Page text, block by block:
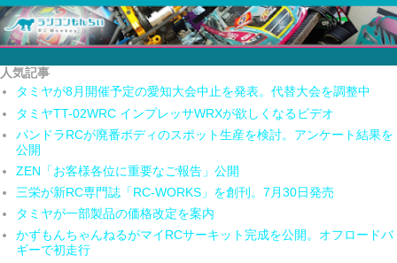
人気記事
タミヤが8月開催予定の愛知大会中止を発表。代替大会を調整中
タミヤTT-02WRC インプレッサWRXが欲しくなるビデオ
パンドラRCが廃番ボディのスポット生産を検討。アンケート結果を
公開
ZEN「お客様各位に重要なご報告」公開
三栄が新RC専門誌「RC-WORKS」を創刊。7月30日発売
タミヤが一部製品の価格改定を案内
かずもんちゃんねるがマイRCサーキット完成を公開。オフロードバ
ギーで初走行